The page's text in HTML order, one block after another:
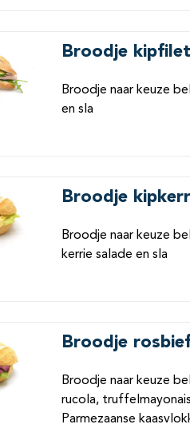
Broodje kipfilet
Broodje naar keuze
en sla
Broodje
Broodje naar keuze
kerrie salade en sla
Broodje
Broodje naar keuze
rucola,
Parmezaanse